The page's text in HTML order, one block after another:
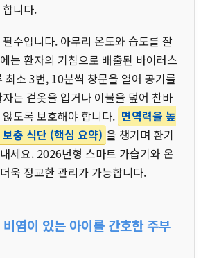
니다.
수입니다. 아무리 온도와 습도를 잘
는 환자의 기침으로 배출된 바이러스
최소 3번, 10분씩 창문을 열어 공기를
는 겉옷을 입거나 이불을 덮어 찬바
도록 보호해야 합니다. 면역력을 높
충 식단 (핵심 요약) 을 챙기며 환기
세요. 2026년형 스마트 가습기와 온
욱 정교한 관리가 가능합니다.
염이 있는 아이를 간호한 주부